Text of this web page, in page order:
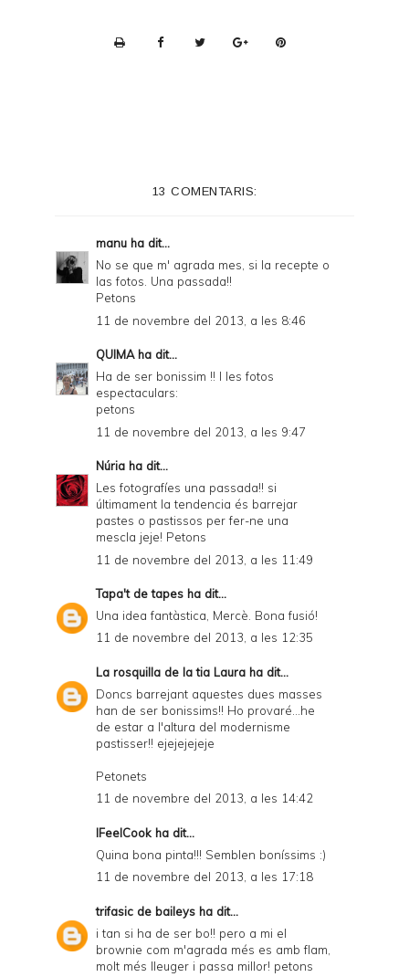
i
l
d
P
D
13 COMENTARIS:
manu ha dit...
No se que m' agrada mes, si la recepte o
las fotos. Una passada!!
Petons
11 de novembre del 2013, a les 8:46
QUIMAha dit...
Ha de ser bonissim !! I les fotos
espectaculars:
petons
11 de novembre del 2013, a les 9:47
Núria ha dit...
Les fotografíes una passada!! si
últimament la tendencia és barrejar
pastes o pastissos per fer-ne una
mescla jeje! Petons
11 de novembre del 2013, a les 11:49
Tapa't de tapes ha dit...
Una idea fantàstica, Mercè. Bona fusió!
11 de novembre del 2013, a les 12:35
La rosquilla de la tia Laura ha dit...
Doncs barrejant aquestes dues masses
han de ser bonissims!! Ho provaré...he
de estar a l'altura del modernisme
pastisser!! ejejejejeje
Petonets
11 de novembre del 2013, a les 14:42
IFeelCook ha dit...
Quina bona pinta!!! Semblen boníssims :)
11 de novembre del 2013, a les 17:18
trifasic de baileys ha dit...
i tan si ha de ser bo!! pero a mi el
brownie com m'agrada més es amb flam,
molt més lleuger i passa millor! petons